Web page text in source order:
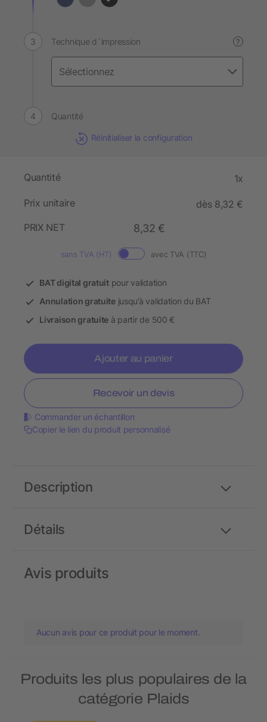
Technique d´impression ?
Quantité
Réinitialiser la configuration
Quantité 1x
Prix unitaire
dès 8,32 €
PRIX NET
8,32 €
sans TVA (HT) avec TVA (TTC)
BAT digital gratuitpour validation
Annulation gratuitejusqu’à validation du BAT
Livraison gratuite à partir de 500 €
Ajouter au panier
Recevoir un devis
Commander un échantillon
Copier le lien du produit personnalisé
Détails
Description
Avis produits
Aucun avis pour ce produit pour le moment.
Produits les plus populaires de la
catégorie Plaids